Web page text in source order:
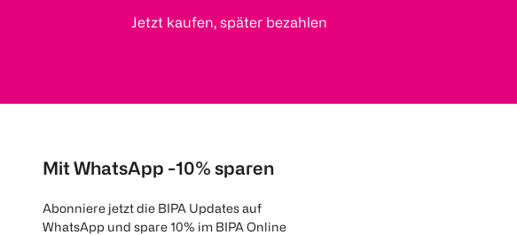
Jetzt kaufen, später bezahlen
Mit WhatsApp -10% sparen
Abonniere jetzt die BIPA Updates auf
WhatsApp und spare 10% im BIPA Online